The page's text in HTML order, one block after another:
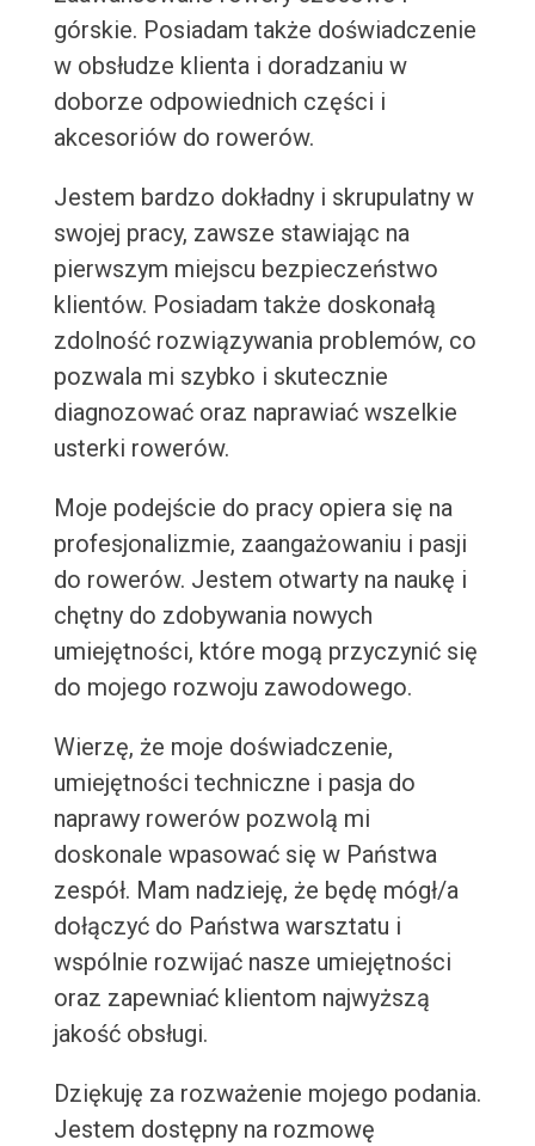
górskie. Posiadam także doświadczenie
w obsłudze klienta i doradzaniu w
doborze odpowiednich części i
akcesoriów do rowerów.
Jestem bardzo dokładny i skrupulatny w
swojej pracy, zawsze stawiając na
pierwszym miejscu bezpieczeństwo
klientów. Posiadam także doskonałą
zdolność rozwiązywania problemów, co
pozwala mi szybko i skutecznie
diagnozować oraz naprawiać wszelkie
usterki rowerów.
Moje podejście do pracy opiera się na
profesjonalizmie, zaangażowaniu i pasji
do rowerów. Jestem otwarty na naukę i
chętny do zdobywania nowych
umiejętności, które mogą przyczynić się
do mojego rozwoju zawodowego.
Wierzę, że moje doświadczenie,
umiejętności techniczne i pasja do
naprawy rowerów pozwolą mi
doskonale wpasować się w Państwa
zespół. Mam nadzieję, że będę mógł/a
dołączyć do Państwa warsztatu i
wspólnie rozwijać nasze umiejętności
oraz zapewniać klientom najwyższą
jakość obsługi.
Dziękuję za rozważenie mojego podania.
Jestem dostępny na rozmowę